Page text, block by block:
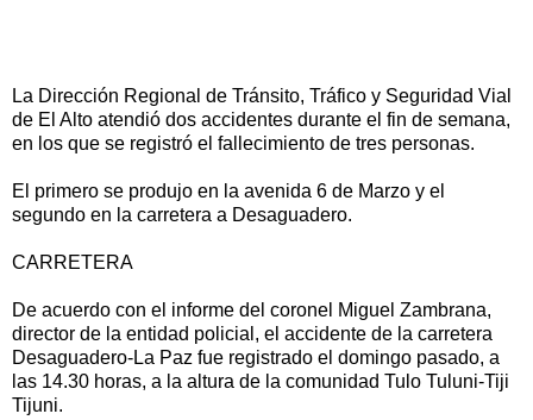
La Dirección Regional de Tránsito, Tráfico y Seguridad Vial
de El Alto atendió dos accidentes durante el fin de semana,
en los que se registró el fallecimiento de tres personas.
El primero se produjo en la avenida 6 de Marzo y el
segundo en la carretera a Desaguadero.
CARRETERA
De acuerdo con el informe del coronel Miguel Zambrana,
director de la entidad policial, el accidente de la carretera
Desaguadero-La Paz fue registrado el domingo pasado, a
las 14.30 horas, a la altura de la comunidad Tulo Tuluni-Tiji
Tijuni.